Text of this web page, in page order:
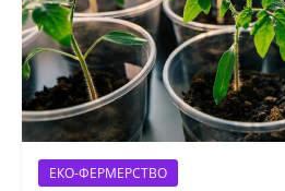
ЕКО-ФЕРМЕРСТВО